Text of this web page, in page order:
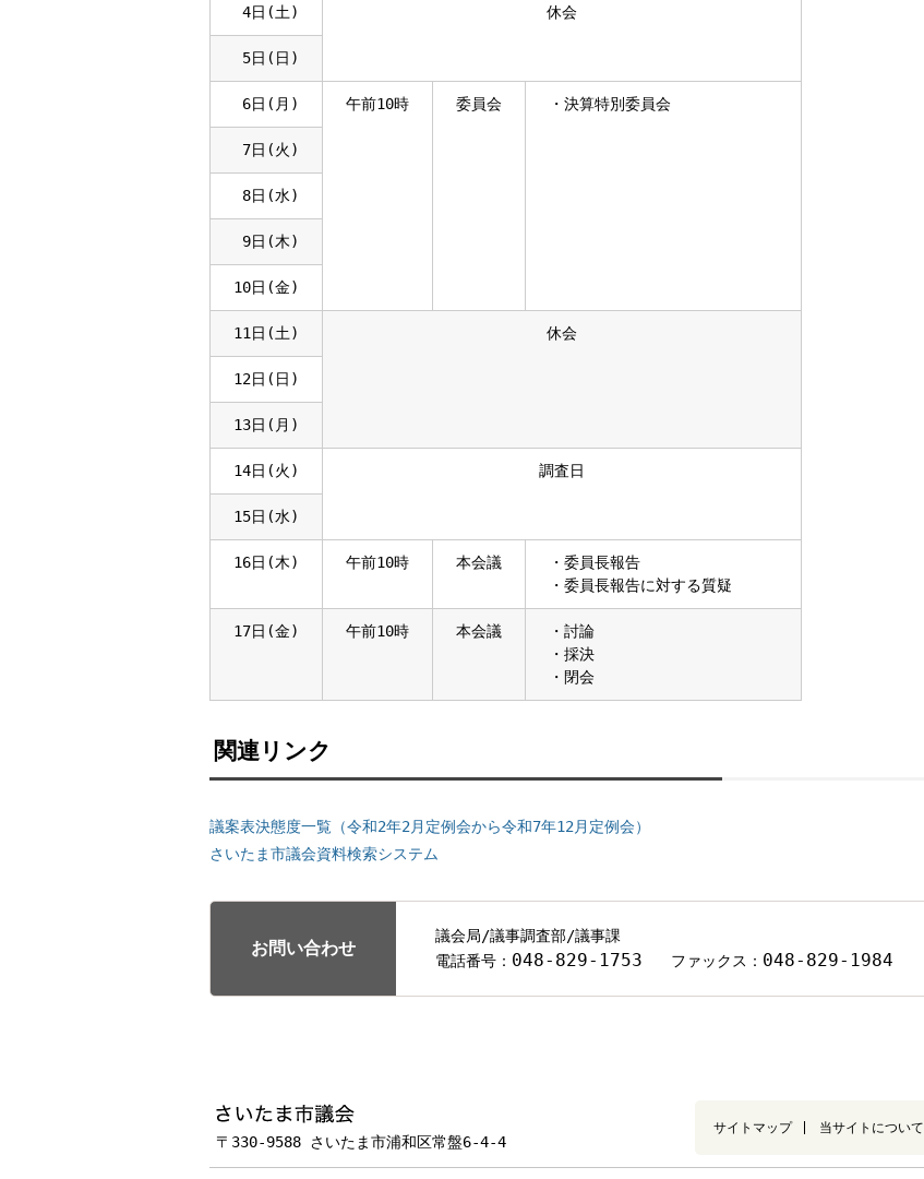
4日(土) 休会
5日(日)
6日(月) 午前10時 委員会 ・決算特別委員会
7日(火)
8日(水)
9日(木)
10日(金)
11日(土) 休会
12日(日)
13日(月)
14日(火) 調査日
15日(水)
16日(木) 午前10時 本会議
・委員長報告
・委員長報告に対する質疑
17日(金) 午前10時 本会議
・討論
・採決
・閉会
関連リンク
議案表決態度一覧（令和2年2月定例会から令和7年12月定例会）
さいたま市議会資料検索システム
お問い合わせ
議会局/議事調査部/議事課
電話番号： 048-829-1753 ファックス： 048-829-1984
〒330-9588 さいたま市浦和区常盤6-4-4
サイトマップ 当サイトについて